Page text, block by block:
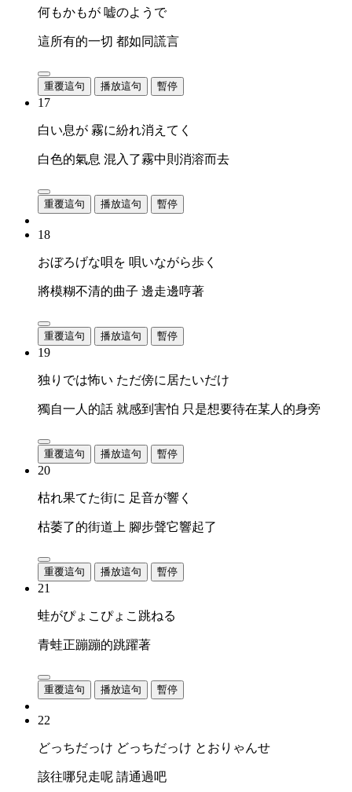
何もかもが 嘘のようで
這所有的一切 都如同謊言
重覆這句 播放這句 暫停
17
白い息が 霧に紛れ消えてく
白色的氣息 混入了霧中則消溶而去
重覆這句 播放這句 暫停
18
おぼろげな唄を 唄いながら歩く
將模糊不清的曲子 邊走邊哼著
重覆這句 播放這句 暫停
19
独りでは怖い ただ傍に居たいだけ
獨自一人的話 就感到害怕 只是想要待在某人的身旁
重覆這句 播放這句 暫停
20
枯れ果てた街に 足音が響く
枯萎了的街道上 腳步聲它響起了
重覆這句 播放這句 暫停
21
蛙がぴょこぴょこ跳ねる
青蛙正蹦蹦的跳躍著
重覆這句 播放這句 暫停
22
どっちだっけ どっちだっけ とおりゃんせ
該往哪兒走呢 請通過吧